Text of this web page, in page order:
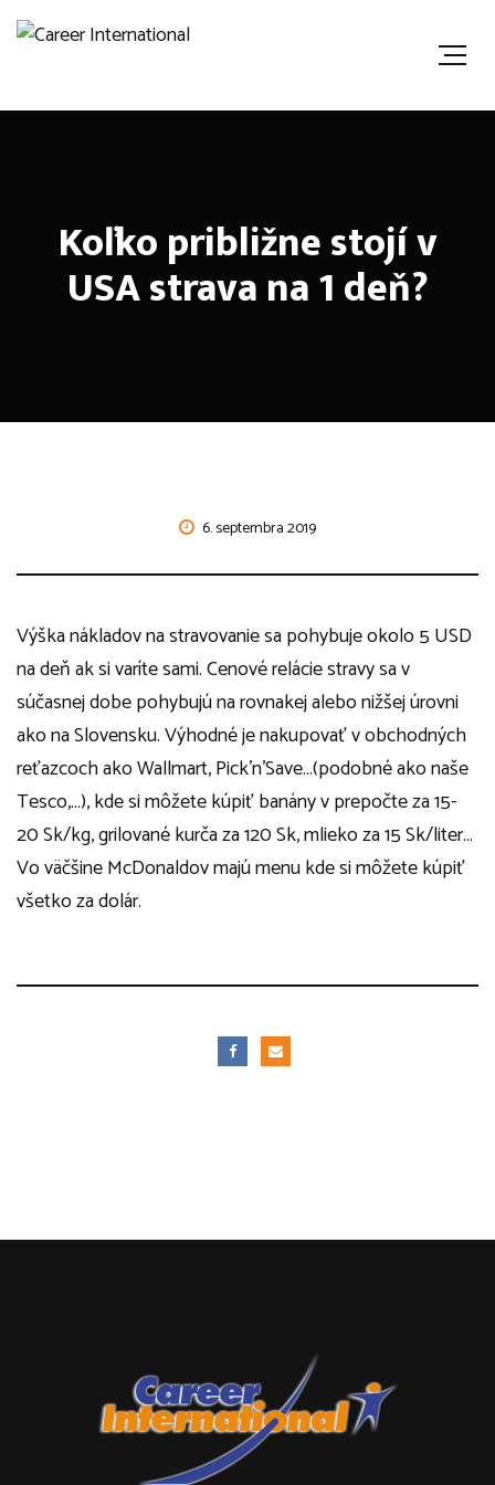
Koľko približne stojí v
USA strava na 1 deň?
6. septembra 2019
Výška nákladov na stravovanie sa pohybuje okolo 5 USD
na deň ak si varíte sami. Cenové relácie stravy sa v
súčasnej dobe pohybujú na rovnakej alebo nižšej úrovni
ako na Slovensku. Výhodné je nakupovať v obchodných
reťazcoch ako Wallmart, Pick’n’Save…(podobné ako naše
Tesco,…), kde si môžete kúpiť banány v prepočte za 15-
20 Sk/kg, grilované kurča za 120 Sk, mlieko za 15 Sk/liter…
Vo väčšine McDonaldov majú menu kde si môžete kúpiť
všetko za dolár.